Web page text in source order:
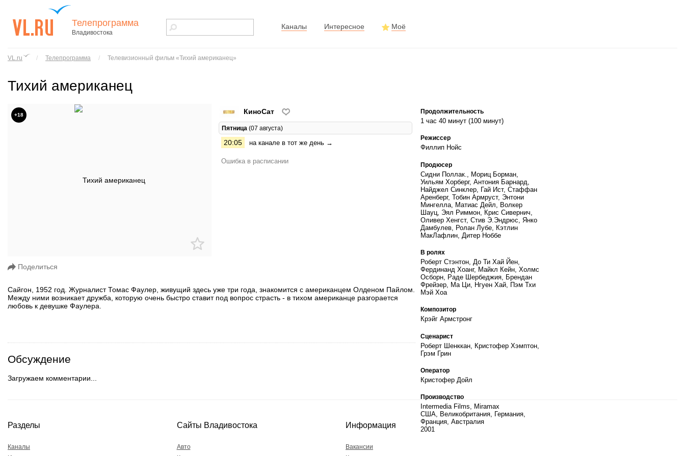
города
Владивостока
Телепрограмма
Владивостока
Каналы Интересное Моё
VL.ru / Телепрограмма / Телевизионный фильм «Тихий американец»
Тихий американец
+18
Поделиться
КиноСат
Пятница (07 августа)
20:05 на канале в тот же день →
Ошибка в расписании
Сайгон, 1952 год. Журналист Томас Фаулер, живущий здесь уже три года, знакомится с американцем Олденом Пайлом.
Между ними возникает дружба, которую очень быстро ставит под вопрос страсть - в тихом американце разгорается
любовь к девушке Фаулера.
Продолжительность
1 час 40 минут (100 минут)
Режиссер
Филлип Нойс
Продюсер
Сидни Поллак., Мориц Борман,
Уильям Хорберг, Антония Барнард,
Найджел Синклер, Гай Ист, Стаффан
Аренберг, Тобин Армруст, Энтони
Мингелла, Матиас Дейл, Волкер
Шауц, Эял Риммон, Крис Сивернич,
Оливер Хенгст, Стив Э.Эндрюс, Янко
Дамбулев, Ролан Лубе, Кэтлин
МакЛафлин, Дитер Ноббе
В ролях
Роберт Стэнтон, До Ти Хай Йен,
Фердинанд Хоанг, Майкл Кейн, Холмс
Осборн, Раде Шербеджия, Брендан
Фрейзер, Ма Ци, Нгуен Хай, Пэм Тхи
Мэй Хоа
Композитор
Крэйг Армстронг
Сценарист
Роберт Шенккан, Кристофер Хэмптон,
Грэм Грин
Оператор
Кристофер Дойл
Производство
Intermedia Films, Miramax
США, Великобритания, Германия,
Франция, Австралия
2001
Обсуждение
Загружаем комментарии...
Разделы
Каналы
Сайты Владивостока
Авто
Информация
Вакансии